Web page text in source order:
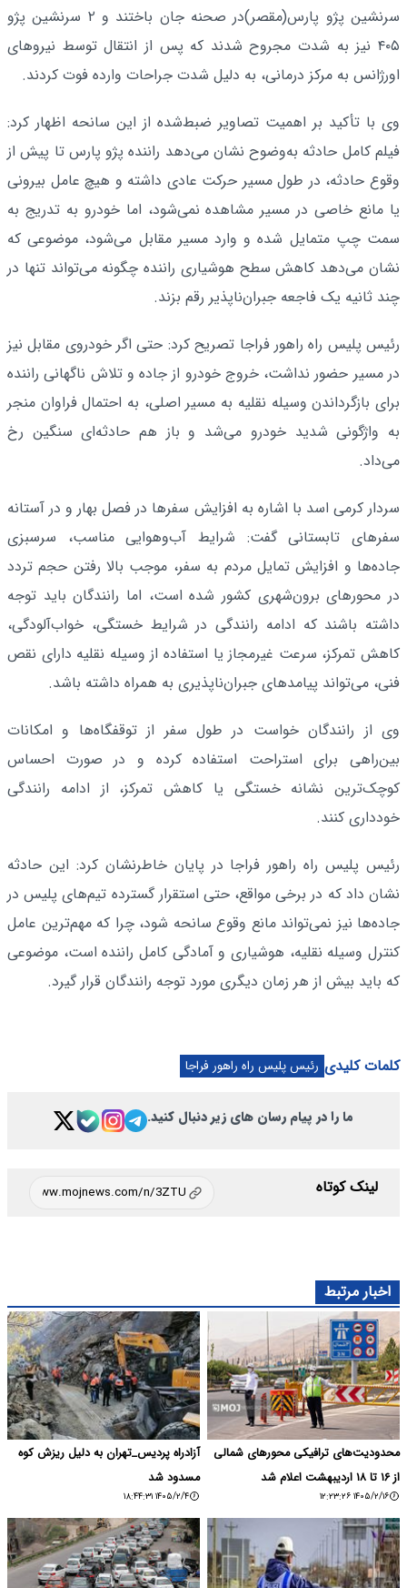
سرنشین پژو پارس(مقصر)در صحنه جان باختند و ۲ سرنشین پژو
۴۰۵ نیز به شدت مجروح شدند که پس از انتقال توسط نیروهای
اورژانس به مرکز درمانی، به دلیل شدت جراحات وارده فوت کردند.
وی با تأکید بر اهمیت تصاویر ضبط‌شده از این سانحه اظهار کرد:
فیلم کامل حادثه به‌وضوح نشان می‌دهد راننده پژو پارس تا پیش از
وقوع حادثه، در طول مسیر حرکت عادی داشته و هیچ عامل بیرونی
یا مانع خاصی در مسیر مشاهده نمی‌شود، اما خودرو به تدریج به
سمت چپ متمایل شده و وارد مسیر مقابل می‌شود، موضوعی که
نشان می‌دهد کاهش سطح هوشیاری راننده چگونه می‌تواند تنها در
چند ثانیه یک فاجعه جبران‌ناپذیر رقم بزند.
رئیس پلیس راه راهور فراجا تصریح کرد: حتی اگر خودروی مقابل نیز
در مسیر حضور نداشت، خروج خودرو از جاده و تلاش ناگهانی راننده
برای بازگرداندن وسیله نقلیه به مسیر اصلی، به احتمال فراوان منجر
به واژگونی شدید خودرو می‌شد و باز هم حادثه‌ای سنگین رخ
می‌داد.
سردار کرمی اسد با اشاره به افزایش سفرها در فصل بهار و در آستانه
سفرهای تابستانی گفت: شرایط آب‌وهوایی مناسب، سرسبزی
جاده‌ها و افزایش تمایل مردم به سفر، موجب بالا رفتن حجم تردد
در محورهای برون‌شهری کشور شده است، اما رانندگان باید توجه
داشته باشند که ادامه رانندگی در شرایط خستگی، خواب‌آلودگی،
کاهش تمرکز، سرعت غیرمجاز یا استفاده از وسیله نقلیه دارای نقص
فنی، می‌تواند پیامدهای جبران‌ناپذیری به همراه داشته باشد.
وی از رانندگان خواست در طول سفر از توقفگاه‌ها و امکانات
بین‌راهی برای استراحت استفاده کرده و در صورت احساس
کوچک‌ترین نشانه خستگی یا کاهش تمرکز، از ادامه رانندگی
خودداری کنند.
رئیس پلیس راه راهور فراجا در پایان خاطرنشان کرد: این حادثه
نشان داد که در برخی مواقع، حتی استقرار گسترده تیم‌های پلیس در
جاده‌ها نیز نمی‌تواند مانع وقوع سانحه شود، چرا که مهم‌ترین عامل
کنترل وسیله نقلیه، هوشیاری و آمادگی کامل راننده است، موضوعی
که باید بیش از هر زمان دیگری مورد توجه رانندگان قرار گیرد.
کلمات کلیدی رئیس پلیس راه راهور فراجا
ما را در پیام رسان های زیر دنبال کنید.
لینک کوتاه
اخبار مرتبط
محدودیت‌های ترافیکی محورهای شمالی
از ۱۶ تا ۱۸ اردیبهشت اعلام شد
۱۴۰۵/۲/۱۶ ۱۲:۲۳:۲۶
آزادراه پردیس_تهران به دلیل ریزش کوه
مسدود شد
۱۴۰۵/۲/۴ ۱۸:۴۴:۳۱